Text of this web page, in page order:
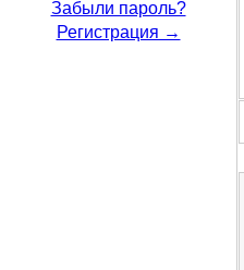
Забыли пароль?
Регистрация →